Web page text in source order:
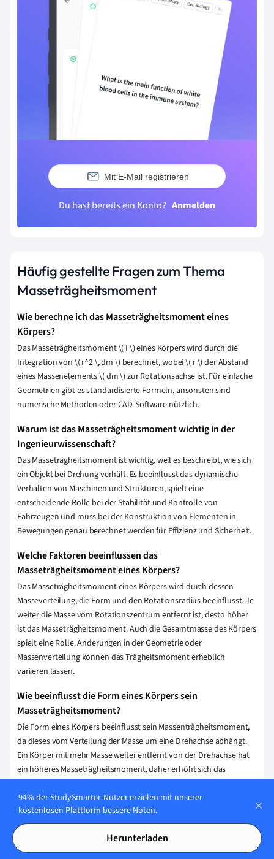
Mit E-Mail registrieren
Du hast bereits ein Konto? Anmelden
Häufig gestellte Fragen zum Thema
Masseträgheitsmoment
Wie berechne ich das Masseträgheitsmoment eines
Körpers?
Das Masseträgheitsmoment\( I \) eines Körpers wird durch die
Integration von \( r^2\, dm \) berechnet, wobei\( r\) der Abstand
eines Massenelements\( dm\) zur Rotationsachse ist. Für einfache
Geometrien gibt es standardisierte Formeln, ansonsten sind
numerische Methoden oder CAD-Software nützlich.
Warum ist das Masseträgheitsmoment wichtig in der
Ingenieurwissenschaft?
Das Masseträgheitsmoment ist wichtig, weil es beschreibt, wie sich
ein Objekt bei Drehung verhält. Es beeinflusst das dynamische
Verhalten von Maschinen und Strukturen, spielt eine
entscheidende Rolle bei der Stabilität und Kontrolle von
Fahrzeugen und muss bei der Konstruktion von Elementen in
Bewegungen genau berechnet werden für Effizienz und Sicherheit.
Welche Faktoren beeinflussen das
Masseträgheitsmoment eines Körpers?
Das Masseträgheitsmoment eines Körpers wird durch dessen
Masseverteilung, die Form und den Rotationsradius beeinflusst. Je
weiter die Masse vom Rotationszentrum entfernt ist, desto höher
ist das Masseträgheitsmoment. Auch die Gesamtmasse des Körpers
spielt eine Rolle. Änderungen in der Geometrie oder
Massenverteilung können das Trägheitsmoment erheblich
variieren lassen.
Wie beeinflusst die Form eines Körpers sein
Masseträgheitsmoment?
Die Form eines Körpers beeinflusst sein Massenträgheitsmoment,
da dieses vom Verteilung der Masse um eine Drehachse abhängt.
Ein Körper mit mehr Masse weiter entfernt von der Drehachse hat
ein höheres Masseträgheitsmoment, daher erhöht sich das
Wie verändert sich das Masseträgheitsmoment, wenn
sich die Massenverteilung eines Körpers ändert?
Das Masseträgheitsmoment erhöht sich, wenn die Massen vom
Rotationszentrum weiter entfernt verteilt sind, und verringert sich,
94% der StudySmarter-Nutzer erzielen mit unserer
kostenlosen Plattform bessere Noten.
Herunterladen